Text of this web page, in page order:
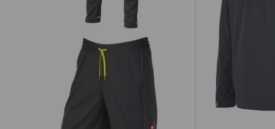
ÉLEVÉES PAR TOUS LES TEMPS
et du monde du travail rencontrent un dynamisme de design maximal. Avec des
e.s.ambition affronte les éléments avec brio, sans faire de compromis en
intempéries, des fonctionnalités intelligentes et des coupes sportives : ces
même lorsque les conditions deviennent difficiles.
Veste de fonction
Fonctionnelle short e.s.ambition